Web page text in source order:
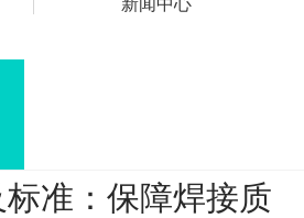
新闻中心
准：保障焊接质